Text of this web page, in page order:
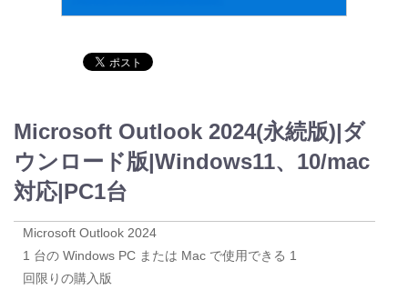
Microsoft Outlook 2024(永続版)|ダ
ウンロード版|Windows11、10/mac
対応|PC1台
Microsoft Outlook 2024
1 台の Windows PC または Mac で使用できる 1
回限りの購入版